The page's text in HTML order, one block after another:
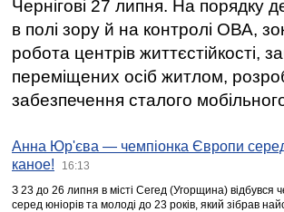
Чернігові 27 липня. На порядку
в полі зору й на контролі ОВА,
робота центрів життєстійкості,
переміщених осіб житлом,
забезпечення сталого мобільного
Анна Юр'єва — чемпіонка Європи серед
каное!
16:13
З 23 до 26 липня в місті Сегед (Угорщина) відбувся
серед юніорів та молоді до 23 років, який зібрав